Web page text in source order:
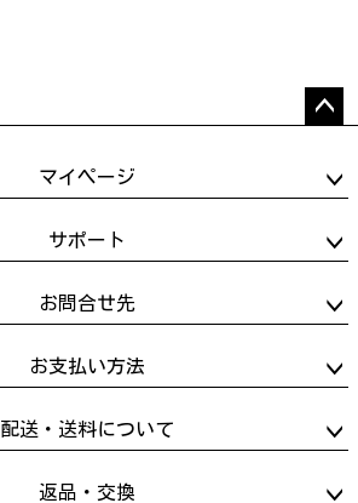
ップ
マイページ
サポート
お問合せ先
お支払い方法
配送・送料について
返品・交換